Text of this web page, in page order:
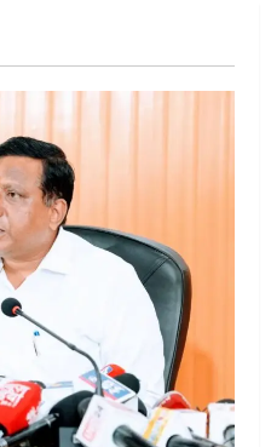
हथकरघा दिवस के अवसर पर
प्रदर्शनी का आयोजन किया
NEWS
जिला निर्वाचन अधिकारी ने
क्षेत्र के पोलिंग बूथों का
एसआईआर आपत्ति निस्तारण
का लिया जायजा
NEWS
के लिए 13 वीरांगनाओं का
2026